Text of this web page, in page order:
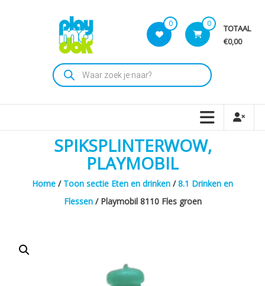
Playmodok
Tweedehands
dromen
voor
iedereen
0 0 TOTAAL
€0,00
Producten
zoeken
SPIKSPLINTERWOW,
PLAYMOBIL
Home / Toon sectie Eten en drinken /8.1 Drinken en
Flessen/ Playmobil 8110 Fles groen